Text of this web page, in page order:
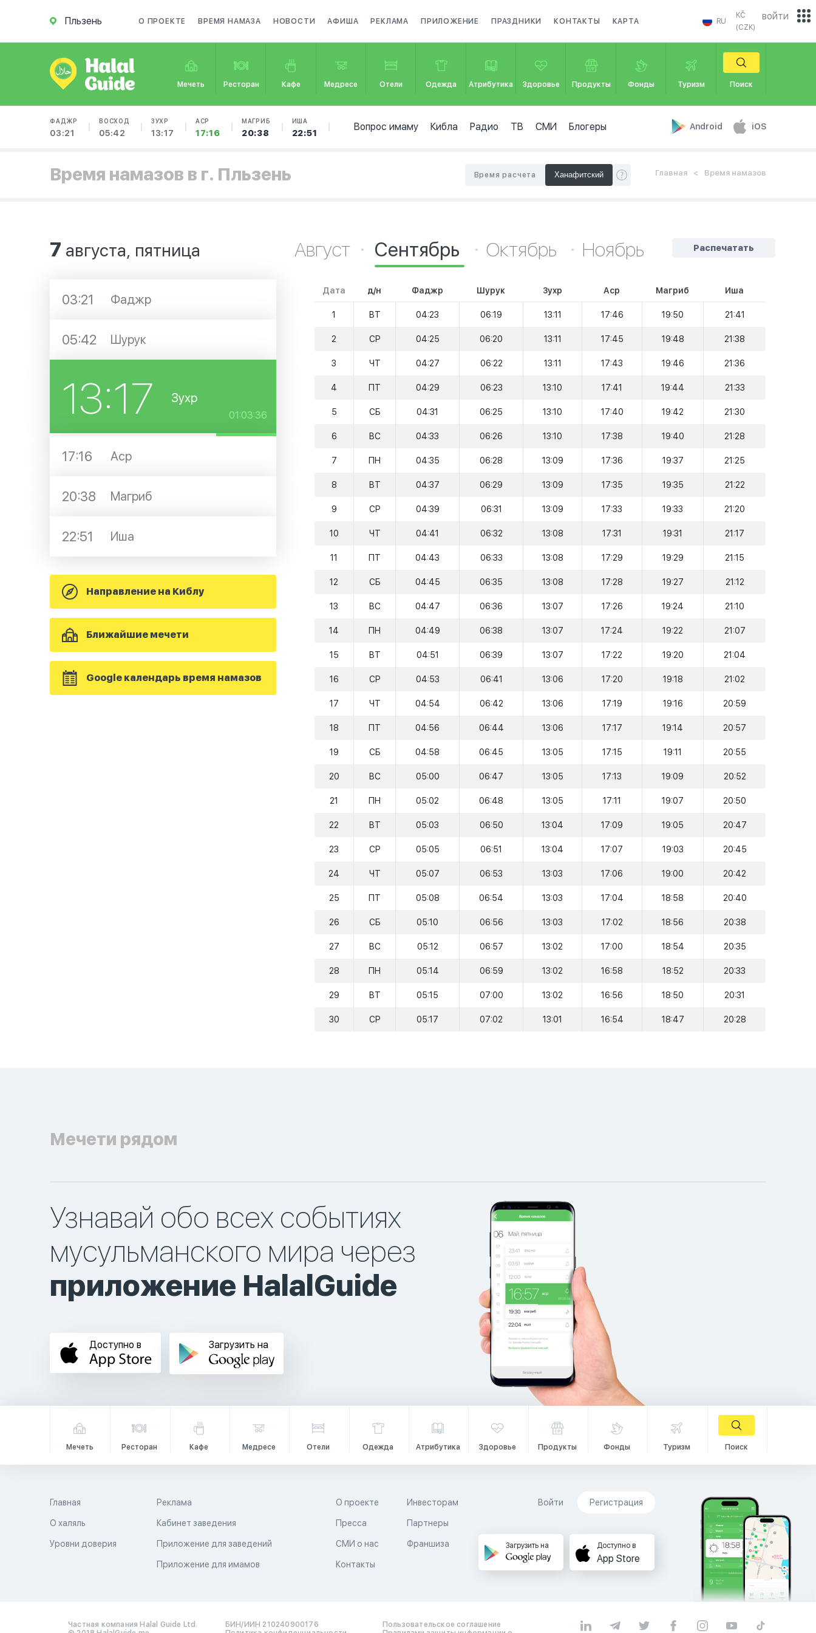
Пльзень О ПРОЕКТЕ ВРЕМЯ НАМАЗА НОВОСТИ АФИША РЕКЛАМА ПРИЛОЖЕНИЕ ПРАЗДНИКИ КОНТАКТЫ КАРТА RU
KČ
(CZK)
Мечеть Ресторан Кафе Медресе Отели Одежда Атрибутика Здоровье Продукты Фонды Туризм Поиск
ФАДЖР
03:21
ВОСХОД
05:42
ЗУХР
13:17
АСР
17:16
МАГРИБ
20:38
ИША
22:51
Вопрос имаму Кибла Радио ТВ СМИ Блогеры Android iOS
войти
Время намазов в г. Пльзень Главная Время намазов
Время расчета
7 августа, пятница
03:21 Фаджр
05:42 Шурук
13:17 Зухр
01:03:36
17:16 Аср
20:38 Магриб
22:51 Иша
Направление на Киблу
Ближайшие мечети
Google календарь время намазов
Распечатать
Август Сентябрь Октябрь Ноябрь
Дата д/н Фаджр Шурук Зухр Аср Магриб Иша
1 ВТ 04:23 06:19 13:11 17:46 19:50 21:41
2 СР 04:25 06:20 13:11 17:45 19:48 21:38
3 ЧТ 04:27 06:22 13:11 17:43 19:46 21:36
4 ПТ 04:29 06:23 13:10 17:41 19:44 21:33
5 СБ 04:31 06:25 13:10 17:40 19:42 21:30
6 ВС 04:33 06:26 13:10 17:38 19:40 21:28
7 ПН 04:35 06:28 13:09 17:36 19:37 21:25
8 ВТ 04:37 06:29 13:09 17:35 19:35 21:22
9 СР 04:39 06:31 13:09 17:33 19:33 21:20
10 ЧТ 04:41 06:32 13:08 17:31 19:31 21:17
11 ПТ 04:43 06:33 13:08 17:29 19:29 21:15
12 СБ 04:45 06:35 13:08 17:28 19:27 21:12
13 ВС 04:47 06:36 13:07 17:26 19:24 21:10
14 ПН 04:49 06:38 13:07 17:24 19:22 21:07
15 ВТ 04:51 06:39 13:07 17:22 19:20 21:04
16 СР 04:53 06:41 13:06 17:20 19:18 21:02
17 ЧТ 04:54 06:42 13:06 17:19 19:16 20:59
18 ПТ 04:56 06:44 13:06 17:17 19:14 20:57
19 СБ 04:58 06:45 13:05 17:15 19:11 20:55
20 ВС 05:00 06:47 13:05 17:13 19:09 20:52
21 ПН 05:02 06:48 13:05 17:11 19:07 20:50
22 ВТ 05:03 06:50 13:04 17:09 19:05 20:47
23 СР 05:05 06:51 13:04 17:07 19:03 20:45
24 ЧТ 05:07 06:53 13:03 17:06 19:00 20:42
25 ПТ 05:08 06:54 13:03 17:04 18:58 20:40
26 СБ 05:10 06:56 13:03 17:02 18:56 20:38
27 ВС 05:12 06:57 13:02 17:00 18:54 20:35
28 ПН 05:14 06:59 13:02 16:58 18:52 20:33
29 ВТ 05:15 07:00 13:02 16:56 18:50 20:31
30 СР 05:17 07:02 13:01 16:54 18:47 20:28
Мечети рядом
Узнавай обо всех событиях
мусульманского мира через
приложение HalalGuide
Доступно в Загрузить на
Мечеть Ресторан Кафе Медресе Отели Одежда Атрибутика Здоровье Продукты Фонды Туризм Поиск
Главная
О халяль
Уровни доверия
Реклама
Кабинет заведения
Приложение для заведений
Приложение для имамов
О проекте
Пресса
СМИ о нас
Контакты
Инвесторам
Партнеры
Франшиза
Войти Регистрация
Загрузить на Доступно в
App Store
Частная компания Halal Guide Ltd.
БИН/ИИН 210240900176
Пользовательское соглашение